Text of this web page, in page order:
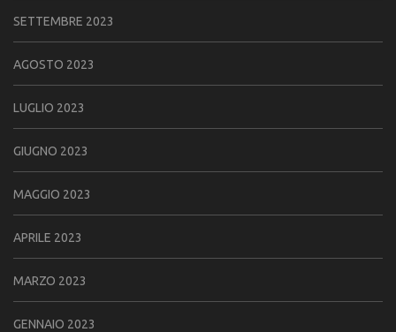
SETTEMBRE 2023
AGOSTO 2023
LUGLIO 2023
GIUGNO 2023
MAGGIO 2023
APRILE 2023
MARZO 2023
GENNAIO 2023